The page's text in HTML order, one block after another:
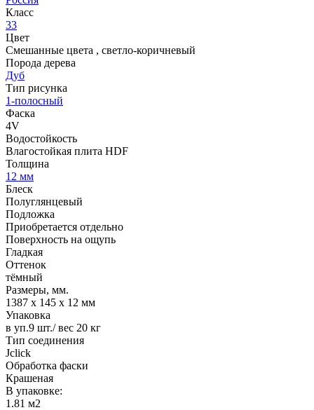
Класс
33
Цвет
Смешанные цвета , светло-коричневый
Порода дерева
Дуб
Тип рисунка
1-полосный
Фаска
4V
Водостойкость
Влагостойкая плита HDF
Толщина
12 мм
Блеск
Полуглянцевый
Подложка
Приобретается отдельно
Поверхность на ощупь
Гладкая
Оттенок
тёмный
Размеры, мм.
1387 х 145 х 12 мм
Упаковка
в уп.9 шт./ вес 20 кг
Тип соединения
Jclick
Обработка фаски
Крашеная
В упаковке:
1.81 м2